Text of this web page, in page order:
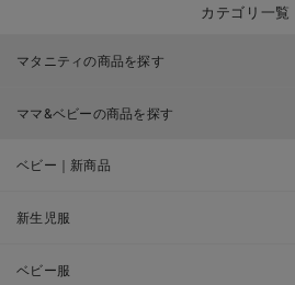
カテゴリ一覧
マタニティの商品を探す
ママ&ベビーの商品を探す
ベビー｜新商品
新生児服
ベビー服